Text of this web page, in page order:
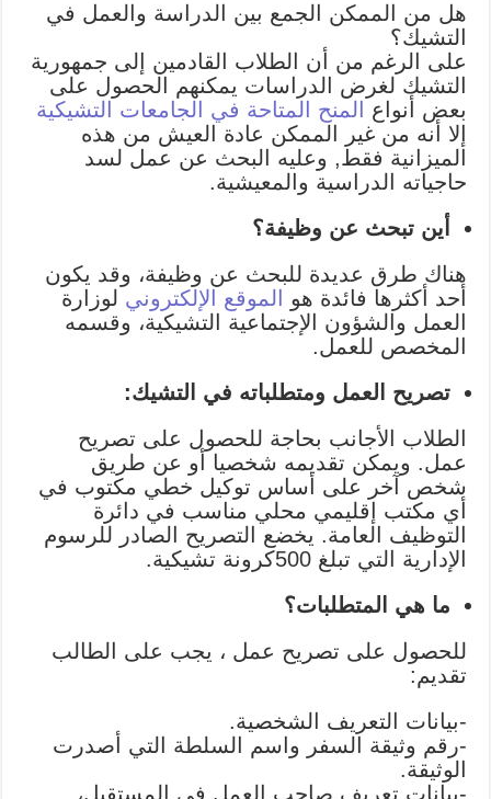
هل من الممكن الجمع بين الدراسة والعمل في
التشيك؟
على الرغم من أن الطلاب القادمين إلى جمهورية
التشيك لغرض الدراسات يمكنهم الحصول على
بعض أنواع
المنح المتاحة في الجامعات التشيكية
إلا أنه من غير الممكن عادة العيش من هذه
الميزانية فقط, وعليه البحث عن عمل لسد
حاجياته الدراسية والمعيشية.
أين تبحث عن وظيفة؟
هناك طرق عديدة للبحث عن وظيفة، وقد يكون
أحد أكثرها فائدة هو
الموقع الإلكتروني لوزارة
العمل والشؤون الإجتماعية التشيكية، وقسمه
المخصص للعمل.
تصريح العمل ومتطلباته في التشيك:
الطلاب الأجانب بحاجة للحصول على تصريح
عمل. ويمكن تقديمه شخصيا أو عن طريق
شخص آخر على أساس توكيل خطي مكتوب في
أي مكتب إقليمي محلي مناسب في دائرة
التوظيف العامة. يخضع التصريح الصادر للرسوم
الإدارية التي تبلغ 500كرونة تشيكية.
ما هي المتطلبات؟
للحصول على تصريح عمل ، يجب على الطالب
تقديم:
-بيانات التعريف الشخصية.
-رقم وثيقة السفر واسم السلطة التي أصدرت
الوثيقة.
-بيانات تعريف صاحب العمل في المستقبل،